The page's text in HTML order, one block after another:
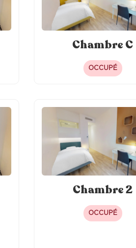
Chambre C
OCCUPÉ
Chambre 2
OCCUPÉ